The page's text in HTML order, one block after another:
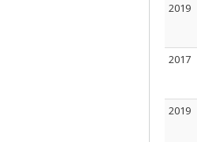
2019
2017
2019